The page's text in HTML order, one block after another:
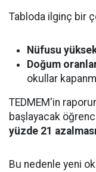
Tabloda ilginç bir
Nüfusu
Doğum
okullar
TEDMEM'in
başlayacak öğrenci
yüzde 21 azalması
Bu nedenle yeni